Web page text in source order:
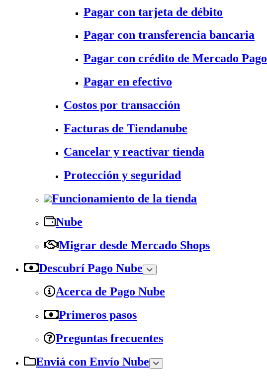
Pagar con tarjeta de débito
Pagar con transferencia bancaria
Pagar con crédito de Mercado Pago
Pagar en efectivo
Costos por transacción
Facturas de Tiendanube
Cancelar y reactivar tienda
Protección y seguridad
Funcionamiento de la tienda
Nube
Migrar desde Mercado Shops
Descubrí Pago Nube
Acerca de Pago Nube
Primeros pasos
Preguntas frecuentes
Enviá con Envío Nube